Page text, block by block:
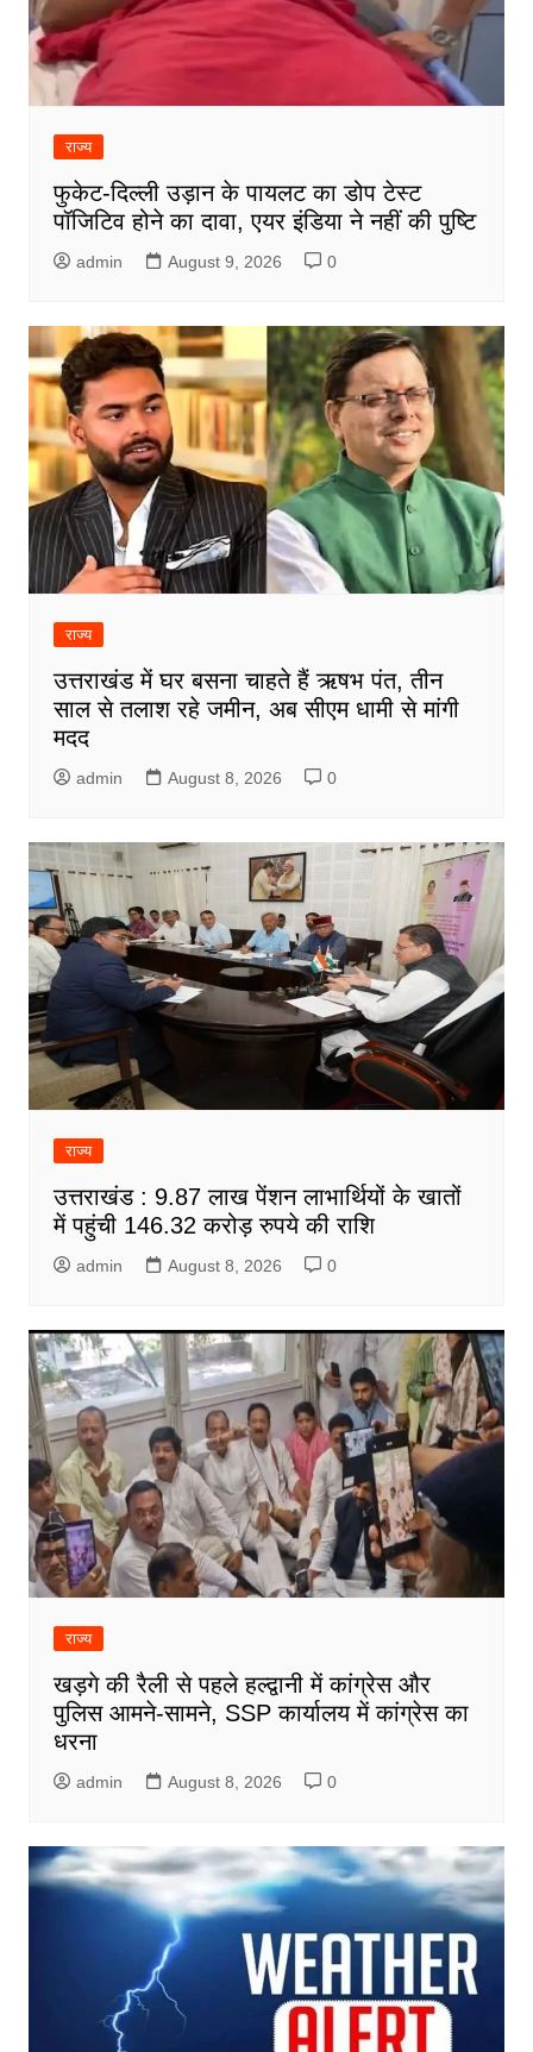
राज्य
फुकेट-दिल्ली उड़ान के पायलट का डोप टेस्ट
पॉजिटिव होने का दावा, एयर इंडिया ने नहीं की पुष्टि
admin August 9, 2026 0
राज्य
उत्तराखंड में घर बसना चाहते हैं ऋषभ पंत, तीन
साल से तलाश रहे जमीन, अब सीएम धामी से मांगी
मदद
admin August 8, 2026 0
राज्य
उत्तराखंड : 9.87 लाख पेंशन लाभार्थियों के खातों
में पहुंची 146.32 करोड़ रुपये की राशि
admin August 8, 2026 0
राज्य
खड़गे की रैली से पहले हल्द्वानी में कांग्रेस और
पुलिस आमने-सामने, SSP कार्यालय में कांग्रेस का
धरना
admin August 8, 2026 0